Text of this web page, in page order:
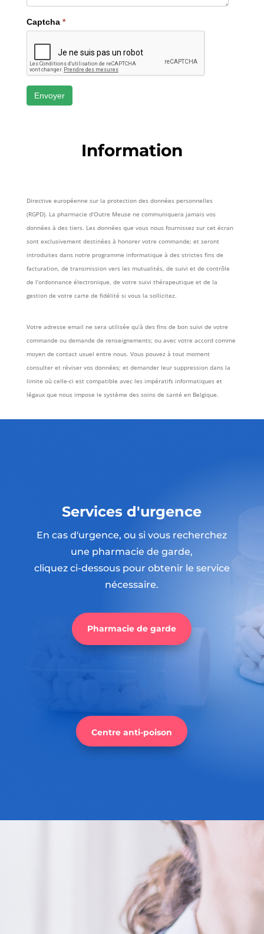
Captcha *
Envoyer
Information
Directive européenne sur la protection des données personnelles
(RGPD). La pharmacie d’Outre Meuse ne communiquera jamais vos
données à des tiers. Les données que vous nous fournissez sur cet écran
sont exclusivement destinées à honorer votre commande; et seront
introduites dans notre programme informatique à des strictes fins de
facturation, de transmission vers les mutualités, de suivi et de contrôle
de l’ordonnance électronique, de votre suivi thérapeutique et de la
gestion de votre carte de fidélité si vous la sollicitez.
Votre adresse email ne sera utilisée qu’à des fins de bon suivi de votre
commande ou demande de renseignements; ou avec votre accord comme
moyen de contact usuel entre nous. Vous pouvez à tout moment
consulter et réviser vos données; et demander leur suppression dans la
limite où celle-ci est compatible avec les impératifs informatiques et
légaux que nous impose le système des soins de santé en Belgique.
Services d'urgence
En cas d'urgence, ou si vous recherchez
une pharmacie de garde,
cliquez ci-dessous pour obtenir le service
nécessaire.
Pharmacie de garde
Centre anti-poison